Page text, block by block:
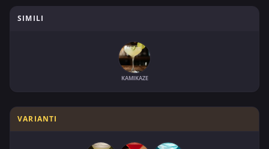
SIMILI
KAMIKAZE
VARIANTI